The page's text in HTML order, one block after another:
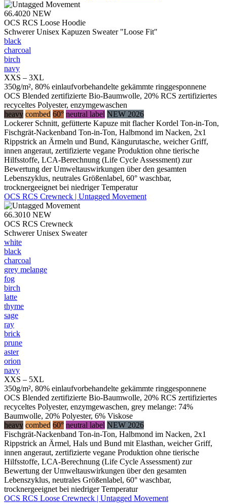
66.4020 NEW
OCS RCS Loose Hoodie
Schwerer Unisex Kapuzen Sweater "Loose Fit"
black
charcoal
birch
navy
XXS – 3XL
350g/m², 80% einlaufvorbehandelte gekämmte ringgesponnene
OCS Blended zertifizierte Bio-Baumwolle, 20% RCS zertifiziertes
recyceltes Polyester, enzymgewaschen
heavy combed 60° neutral label NEW 2026
Lockerer Schnitt, gefütterte Kapuze mit flacher Kordel Ton-in-Ton,
Fischgrät-Nackenband Ton-in-Ton, Halbmond im Nacken, 2x1
Rippstrick an Ärmeln und Bund, Kängurutasche, weicher Griff,
innen angeraut, zertifizierte vegane Produktion ohne tierische
Hilfsstoffe, LCA-Berechnung (Life Cycle Assessment) zur
Bewertung der Umweltauswirkungen über den gesamten
Lebenszyklus, neutrales Größenlabel, 60° waschbar,
trocknergeeignet bei niedriger Temperatur
OCS RCS Crewneck | Untagged Movement
66.3010 NEW
OCS RCS Crewneck
Schwerer Unisex Sweater
white
black
charcoal
grey melange
fog
birch
latte
thyme
sage
ray
brick
prune
aster
orion
navy
XXS – 5XL
350g/m², 80% einlaufvorbehandelte gekämmte ringgesponnene
OCS Blended zertifizierte Bio-Baumwolle, 20% RCS zertifiziertes
recyceltes Polyester, enzymgewaschen, grey melange: 74%
Baumwolle, 20% Polyester, 6% Viskose
heavy combed 60° neutral label NEW 2026
Fischgrät-Nackenband Ton-in-Ton, Halbmond im Nacken, 2x1
Rippstrick an Ärmel, Hals und Bund mit Elasthan, weicher Griff,
innen angeraut, zertifizierte vegane Produktion ohne tierische
Hilfsstoffe, LCA-Berechnung (Life Cycle Assessment) zur
Bewertung der Umweltauswirkungen über den gesamten
Lebenszyklus, neutrales Größenlabel, 60° waschbar,
trocknergeeignet bei niedriger Temperatur
OCS RCS Loose Crewneck | Untagged Movement